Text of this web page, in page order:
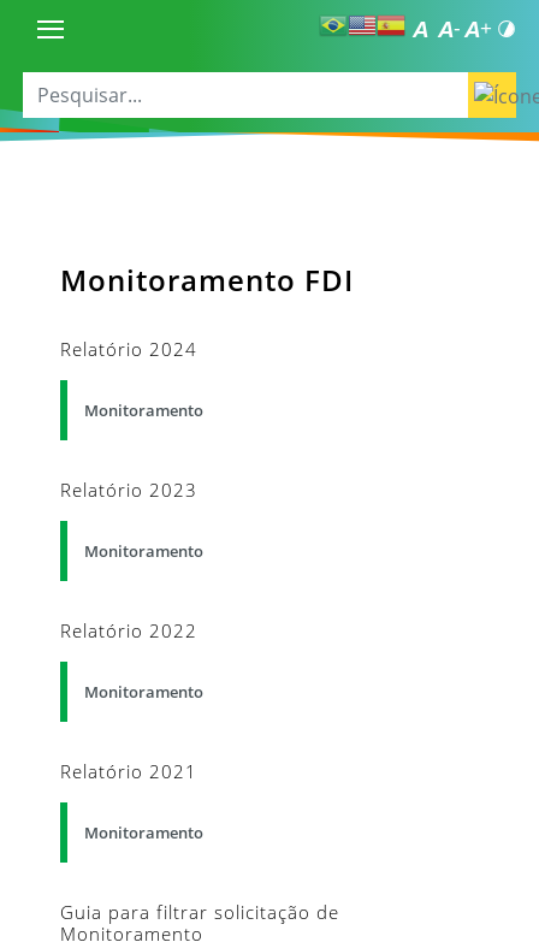
Monitoramento FDI
Relatório 2024
Monitoramento
Relatório 2023
Monitoramento
Relatório 2022
Monitoramento
Relatório 2021
Monitoramento
Guia para filtrar solicitação de
Monitoramento